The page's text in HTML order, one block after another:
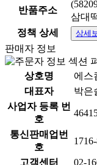
반품주소
삼대
정책 상세
상세
판매자 정보
상호명
에스
대표자
박은
사업자 등록 번
호
통신판매업번
호
고객센터 02-